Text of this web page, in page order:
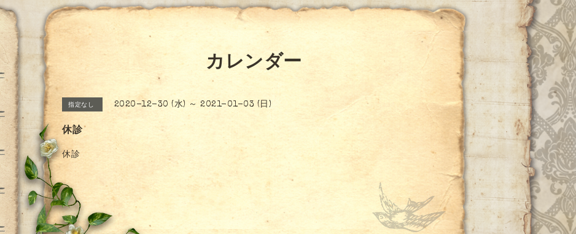
カレンダー
指定なし 2020-12-30 (水) ～ 2021-01-03 (日)
休診
休診